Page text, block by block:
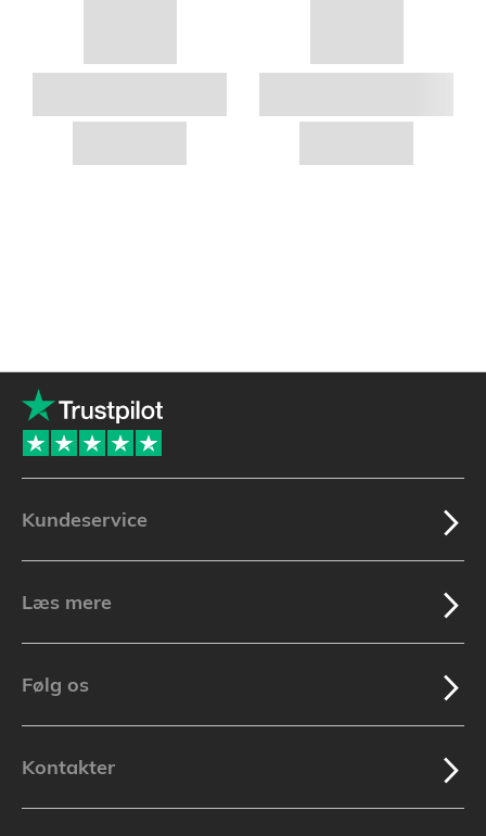
Kundeservice
Læs mere
Følg os
Kontakter